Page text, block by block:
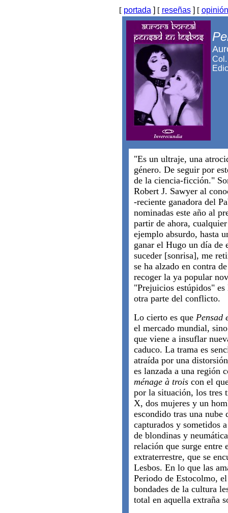
[ portada ] [ reseñas] [ opinión
"Es un ultraje, una
género. De seguir por
de la ciencia-ficción."
Robert J. Sawyer al
-reciente ganadora del
nominadas este año al
partir de ahora,
ejemplo absurdo, hasta
ganar el Hugo un día de
suceder [sonrisa], me
se ha alzado en contra
recoger la ya popular
"Prejuicios estúpidos" es
otra parte del conflicto.
Lo cierto es que Pensad
el mercado mundial,
que viene a insuflar
caduco. La trama es
atraída por una
es lanzada a una región
ménage à trois con el
por la situación, los tres
X, dos mujeres y un
escondido tras una nube
capturados y sometidos
de blondinas y
relación que surge
extraterrestre, que se
Lesbos. En lo que las
Periodo de Estocolmo,
bondades de la cultura
total en aquella extraña